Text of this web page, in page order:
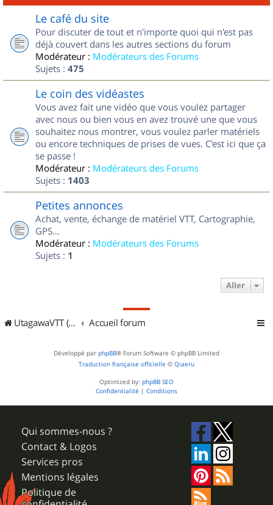
Le café du site
Pour discuter de tout et n'importe quoi qui n'est pas
déjà couvert dans les autres sections du forum
Modérateur : Modérateurs des Forums
Sujets : 475
Le coin des vidéastes
Vous avez fait une vidéo que vous voulez partager
avec nous ou bien vous en avez trouvé une que vous
souhaitez nous montrer, vous voulez parler matériels
ou encore techniques de prises de vues. C'est ici que ça
se passe !
Modérateur : Modérateurs des Forums
Sujets : 1403
Petites annonces
Achat, vente, échange de matériel VTT, Cartographie,
GPS...
Modérateur : Modérateurs des Forums
Sujets : 1
Aller
UtagawaVTT (Randos VTT et VTTAE avec traces GPS) Accueil forum
Développé par phpBB® Forum Software © phpBB Limited
Traduction française officielle © Qiaeru
Optimized by: phpBB SEO
Confidentialité | Conditions
Qui sommes-nous ?
Contact & Logos
Services pros
Mentions légales
Politique de